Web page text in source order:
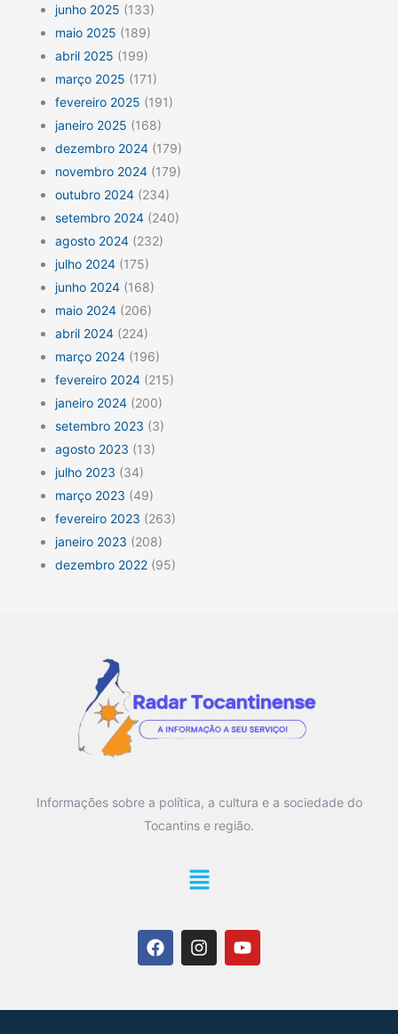
junho 2025 (133)
maio 2025 (189)
abril 2025 (199)
março 2025 (171)
fevereiro 2025 (191)
janeiro 2025 (168)
dezembro 2024 (179)
novembro 2024 (179)
outubro 2024 (234)
setembro 2024 (240)
agosto 2024 (232)
julho 2024 (175)
junho 2024 (168)
maio 2024 (206)
abril 2024 (224)
março 2024 (196)
fevereiro 2024 (215)
janeiro 2024 (200)
setembro 2023 (3)
agosto 2023 (13)
julho 2023 (34)
março 2023 (49)
fevereiro 2023 (263)
janeiro 2023 (208)
dezembro 2022 (95)
Informações sobre a política, a cultura e a sociedade do
Tocantins e região.
Main
F
a
b
I
n
a
Y
o
u